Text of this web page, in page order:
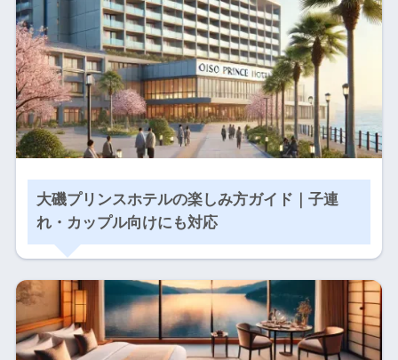
大磯プリンスホテルの楽しみ方ガイド｜子連
れ・カップル向けにも対応